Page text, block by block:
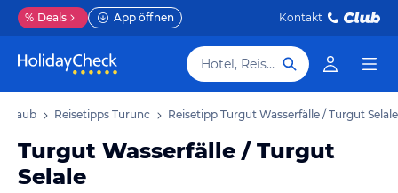
% Deals App öffnen Kontakt
Hotel, Reiseziel
Reisetipps Turunc Reisetipp Turgut Wasserfälle / Turgut Selale
Turgut Wasserfälle / Turgut
Selale